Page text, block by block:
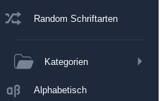
Random Schriftarten
Kategorien
Alphabetisch